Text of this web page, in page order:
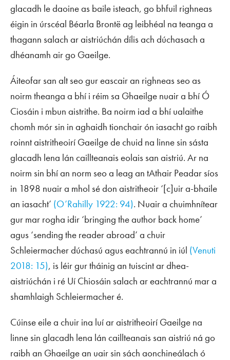
glacadh le daoine as baile isteach, go bhfuil righneas
éigin in úrscéal Béarla Brontë ag leibhéal na teanga a
thagann salach ar aistriúchán dílis ach dúchasach a
dhéanamh air go Gaeilge.
Áiteofar san alt seo gur eascair an righneas seo as
noirm theanga a bhí i réim sa Ghaeilge nuair a bhí Ó
Ciosáin i mbun aistrithe. Ba noirm iad a bhí ualaithe
chomh mór sin in aghaidh tionchair ón iasacht go raibh
roinnt aistritheoirí Gaeilge de chuid na linne sin sásta
glacadh lena lán caillteanais eolais san aistriú. Ar na
noirm sin bhí an norm seo a leag an tAthair Peadar síos
in 1898 nuair a mhol sé don aistritheoir ‘[c]uir a-bhaile
an iasacht’ (O’Rahilly 1922: 94). Nuair a chuimhnítear
gur mar rogha idir ‘bringing the author back home’
agus ‘sending the reader abroad’ a chuir
Schleiermacher dúchasú agus eachtrannú in iúl (Venuti
2018: 15), is léir gur tháinig an tuiscint ar dhea-
aistriúchán i ré Uí Chiosáin salach ar eachtrannú mar a
shamhlaigh Schleiermacher é.
Cúinse eile a chuir ina luí ar aistritheoirí Gaeilge na
linne sin glacadh lena lán caillteanais san aistriú ná go
raibh an Ghaeilge an uair sin sách aonchineálach ó